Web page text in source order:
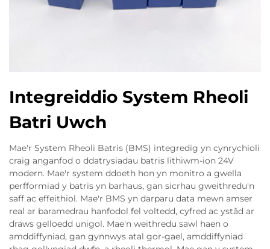
Integreiddio System Rheoli
Batri Uwch
Mae'r System Rheoli Batris (BMS) integredig yn cynrychioli
craig anganfod o ddatrysiadau batris lithiwm-ion 24V
modern. Mae'r system ddoeth hon yn monitro a gwella
perfformiad y batris yn barhaus, gan sicrhau gweithredu'n
saff ac effeithiol. Mae'r BMS yn darparu data mewn amser
real ar baramedrau hanfodol fel voltedd, cyfred ac ystâd ar
draws gelloedd unigol. Mae'n weithredu sawl haen o
amddiffyniad, gan gynnwys atal gor-gael, amddiffyniad